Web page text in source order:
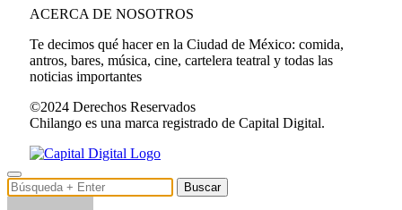
ACERCA DE NOSOTROS
Te decimos qué hacer en la Ciudad de México: comida,
antros, bares, música, cine, cartelera teatral y todas las
noticias importantes
©2024 Derechos Reservados
Chilango es una marca registrado de Capital Digital.
Buscar